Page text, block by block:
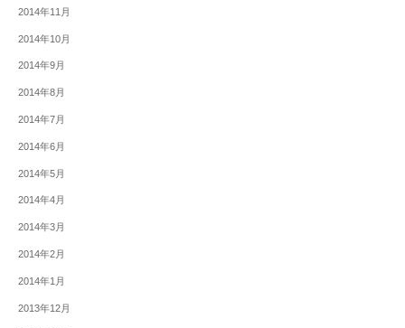
2014年11月
2014年10月
2014年9月
2014年8月
2014年7月
2014年6月
2014年5月
2014年4月
2014年3月
2014年2月
2014年1月
2013年12月